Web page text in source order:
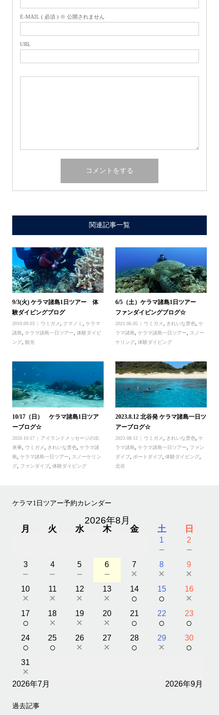
E-MAIL ( 必須 ) ※ 公開されません
URL
関連記事一覧
9/3(火) ケラマ諸島1日ツアー 体
験ダイビングブログ
2019.09.03 ウミガメ, クマノミ , ケラマ
諸島, ケラマ諸島一日ツアー, 体験ダイビ
ング, 観光
6/5（土）ケラマ諸島1日ツアー
ファンダイビングブログ☆
2021.06.05 ウミガメ, きれいな景色,ケ
ラマ諸島,ケラマ諸島一日ツアー, スノー
ケリング,体験ダイビング
10/17（日） ケラマ諸島1日ツア
ーブログ☆
2020.10.17
アイランドメッセージの出
来事, ウミガメ きれいな景色
ケラマ諸
島
ケラマ諸島一日ツアー
スノーケリン
グ, ファンダイブ, 体験ダイビング
2023.8.12 北谷発 ケラマ諸島一日ツ
アーブログ☆
2023.08.12 ウミガメ きれいな景色 ,ケ
ラマ諸島
,ケラマ諸島一日ツアー
ファン
ダイブ
ボートダイブ ,体験ダイビング
北谷
ケラマ1日ツアー予約カレンダー
2026年8月
月 火 水 木 金 土 日
1
－
2
－
3
－
4
－
5
－
6
－
7
×
8
×
9
×
10
×
11
×
12
×
13
×
14
○
15
○
16
×
17
○
18
×
19
×
20
×
21
○
22
○
23
○
24
○
25
○
26
×
27
×
28
○
29
×
30
○
31
×
2026年7月 2026年9月
過去記事